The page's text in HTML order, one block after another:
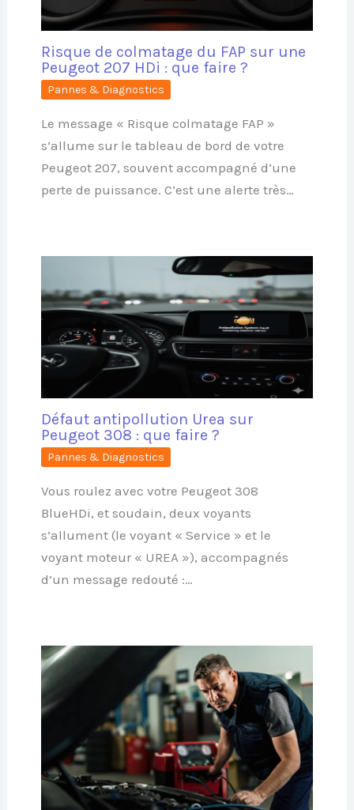
Risque de colmatage du FAP sur une
Peugeot 207 HDi : que faire ?
Pannes & Diagnostics
Le message « Risque colmatage FAP »
s’allume sur le tableau de bord de votre
Peugeot 207, souvent accompagné d’une
perte de puissance. C’est une alerte très…
Défaut antipollution Urea sur
Peugeot 308 : que faire ?
Pannes & Diagnostics
Vous roulez avec votre Peugeot 308
BlueHDi, et soudain, deux voyants
s’allument (le voyant « Service » et le
voyant moteur « UREA »), accompagnés
d’un message redouté :…